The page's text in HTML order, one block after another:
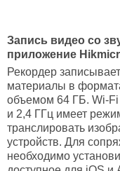
Запись видео со
приложение
Рекордер
материалы в
объемом 64 ГБ. Wi-Fi
и 2,4 ГГц имеет
транслировать
устройств. Для
необходимо